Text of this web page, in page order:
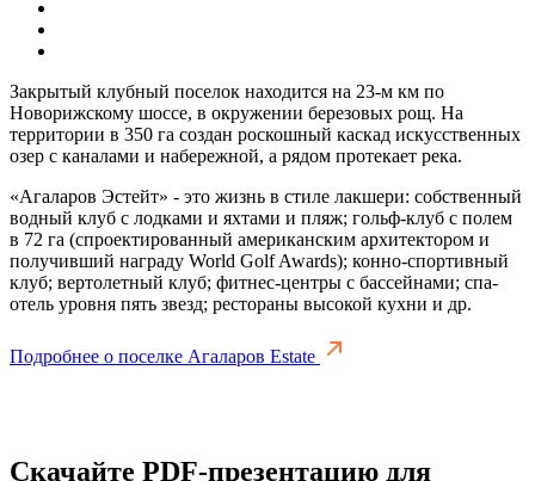
Закрытый клубный поселок находится на 23-м км по
Новорижскому шоссе, в окружении березовых рощ. На
территории в 350 га создан роскошный каскад искусственных
озер с каналами и набережной, а рядом протекает река.
«Агаларов Эстейт» - это жизнь в стиле лакшери: собственный
водный клуб с лодками и яхтами и пляж; гольф-клуб с полем
в 72 га (спроектированный американским архитектором и
получивший награду World Golf Awards); конно-спортивный
клуб; вертолетный клуб; фитнес-центры с бассейнами; спа-
отель уровня пять звезд; рестораны высокой кухни и др.
Подробнее о поселке Агаларов Estate
Скачайте PDF-презентацию для